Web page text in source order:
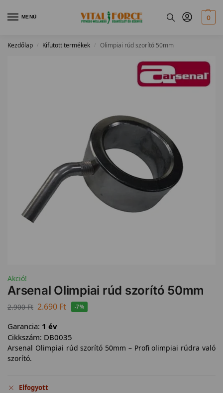
MENÜ 0
Kezdőlap / Kifutott termékek / Olimpiai rúd szorító 50mm
Akció!
Arsenal Olimpiai rúd szorító 50mm
2.900Ft 2.690 Ft -7%
Garancia: 1 év
Cikkszám: DB0035
Arsenal Olimpiai rúd szorító 50mm – Profi olimpiai rúdra való
szorító.
Elfogyott